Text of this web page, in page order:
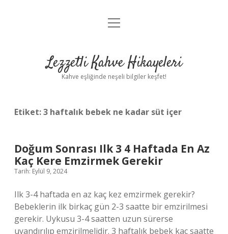
Anasayfa
Yasal Uyarı
menüyü
Lezzetli Kahve Hikayeleri
Kahve eşliğinde neşeli bilgiler keşfet!
Etiket:3 haftalık bebek ne kadar süt içer
Doğum Sonrası Ilk 3 4 Haftada En Az
Kaç Kere Emzirmek Gerekir
Tarih: Eylül 9, 2024
Ilk 3-4 haftada en az kaç kez emzirmek gerekir?
Bebeklerin ilk birkaç gün 2-3 saatte bir emzirilmesi
gerekir. Uykusu 3-4 saatten uzun sürerse
uyandırılıp emzirilmelidir. 3 haftalık bebek kaç saatte